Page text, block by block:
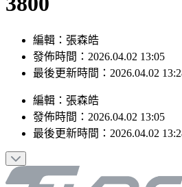
發佈時間：2026.04.02 13:05
最後更新時間：2026.04.02 13:28
發佈時間：2026.04.02 13:05
最後更新時間：2026.04.02 13:28